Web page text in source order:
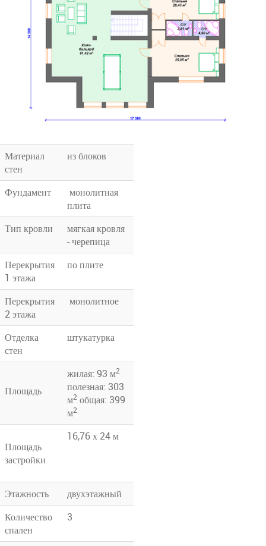
Материал
стен
из блоков
Фундамент
монолитная
плита
Тип кровли
мягкая кровля
- черепица
Перекрытия
1 этажа
по плите
Перекрытия
2 этажа
монолитное
Отделка
стен
штукатурка
Площадь
жилая: 93 м2
полезная: 303
м2 общая: 399
м2
Площадь
застройки
16,76 х 24 м
Этажность
двухэтажный
Количество
спален
3